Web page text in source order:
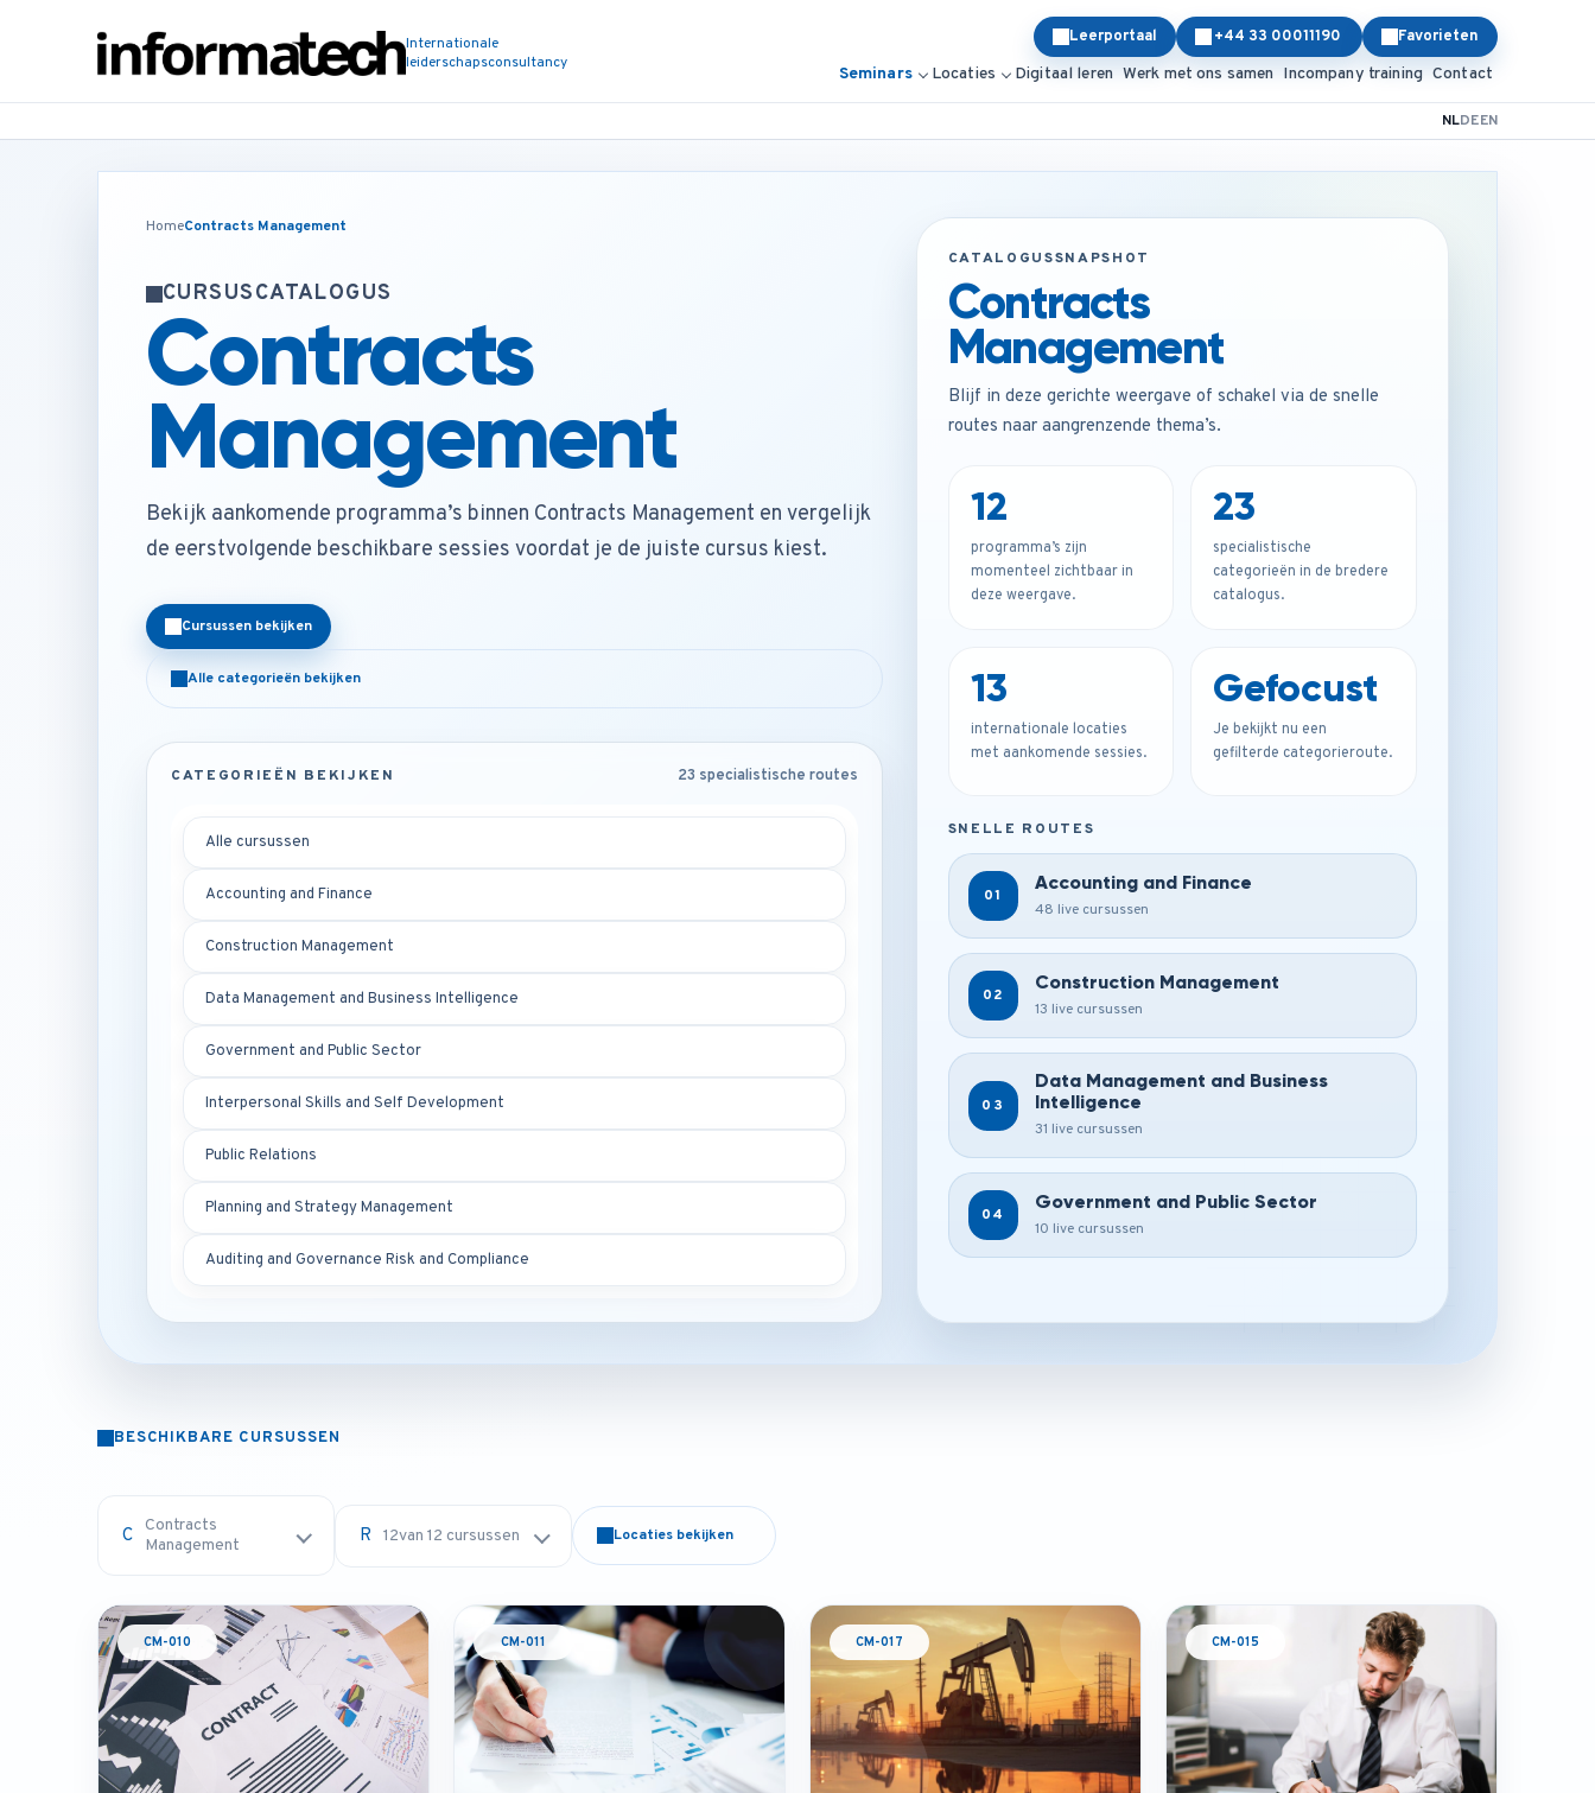
Internationale
leiderschapsconsultancy
Leerportaal +44 33 00011190 Favorieten
Seminars Locaties Digitaal leren Werk met ons samen Incompany training Contact
NLDEEN
HomeContracts Management
CURSUSCATALOGUS
Contracts
Management
Bekijk aankomende programma’s binnen Contracts Management en vergelijk
de eerstvolgende beschikbare sessies voordat je de juiste cursus kiest.
Cursussen bekijken
Alle categorieën bekijken
CATEGORIEËN BEKIJKEN 23 specialistische routes
Alle cursussen
Accounting and Finance
Construction Management
Data Management and Business Intelligence
Government and Public Sector
Interpersonal Skills and Self Development
Public Relations
Planning and Strategy Management
Auditing and Governance Risk and Compliance
CATALOGUSSNAPSHOT
Contracts
Management
Blijf in deze gerichte weergave of schakel via de snelle
routes naar aangrenzende thema’s.
12
programma’s zijn
momenteel zichtbaar in
deze weergave.
23
specialistische
categorieën in de bredere
catalogus.
13
internationale locaties
met aankomende sessies.
Gefocust
Je bekijkt nu een
gefilterde categorieroute.
SNELLE ROUTES
01
Accounting and Finance
48 live cursussen
02
Construction Management
13 live cursussen
03
Data Management and Business
Intelligence
31 live cursussen
04
Government and Public Sector
10 live cursussen
BESCHIKBARE CURSUSSEN
Contracts
Management
12van 12 cursussen Locaties bekijken
CM-010 CM-011 CM-017 CM-015